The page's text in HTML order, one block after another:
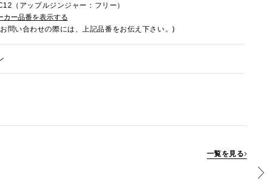
（アップルジンジャー：フリー）
カー品番を表示する
問い合わせの際には、上記品番をお伝え下さい。)
一覧を見る